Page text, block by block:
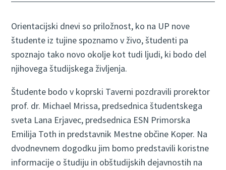
Orientacijski dnevi so priložnost, ko na UP nove
študente iz tujine spoznamo v živo, študenti pa
spoznajo tako novo okolje kot tudi ljudi, ki bodo del
njihovega študijskega življenja.
Študente bodo v koprski Taverni pozdravili prorektor
prof. dr. Michael Mrissa, predsednica študentskega
sveta Lana Erjavec, predsednica ESN Primorska
Emilija Toth in predstavnik Mestne občine Koper. Na
dvodnevnem dogodku jim bomo predstavili koristne
informacije o študiju in obštudijskih dejavnostih na